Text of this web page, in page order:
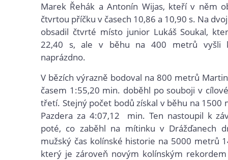
Marek Řehák a Antonín Wijas, kteří v něm
čtvrtou příčku v časech 10,86 a 10,90 s. Na
obsadil čtvrté místo junior Lukáš Soukal,
22,40 s, ale v běhu na 400 metrů vyšli
naprázdno.
V bězích výrazně bodoval na 800 metrů
časem 1:55,20 min. doběhl po souboji v
třetí. Stejný počet bodů získal v běhu na 1500
Pazdera za 4:07,12 min. Ten nastoupil k
poté, co zaběhl na mítinku v Drážďanech
mužský čas kolínské historie na 5000 metrů
který je zároveň novým kolínským